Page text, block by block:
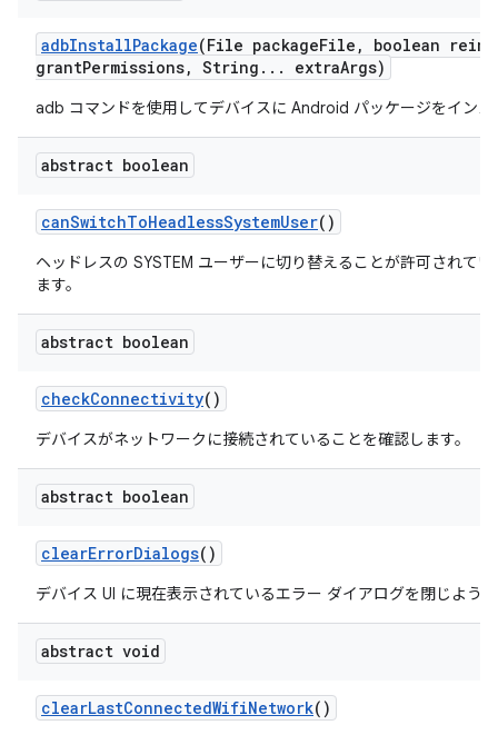
adbInstallPackage(File packageFile ,
boolean
grantPermissions, String . . . extraArgs)
adb コマンドを使用してデバイスに Android パッケージをインス
abstract boolean
canSwitchToHeadlessSystemUser()
ヘッドレスの SYSTEM ユーザーに切り替えることが許可されて
ます。
abstract boolean
checkConnectivity()
デバイスがネットワークに接続されていることを確認します。
abstract boolean
clearErrorDialogs()
デバイス UI に現在表示されているエラー ダイアログを閉じよう
abstract void
clearLastConnectedWifiNetwork()